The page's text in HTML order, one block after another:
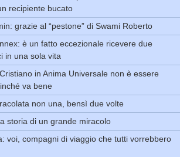
recipiente bucato
grazie al “pestone” di Swami Roberto
è un fatto eccezionale ricevere due
in una sola vita
in Anima Universale non è essere
va bene
non una, bensì due volte
storia di un grande miracolo
voi, compagni di viaggio che tutti vorrebbero